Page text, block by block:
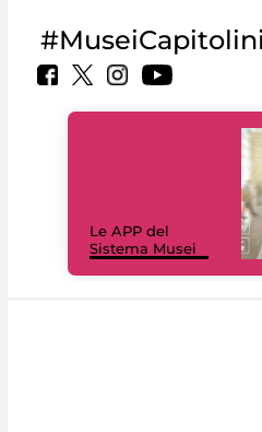
#MuseiCapitolini
Le APP del
Sistema Musei